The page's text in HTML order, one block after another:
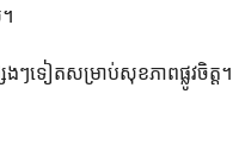
េងៗទៀតសម្រាប់សុខភាពផ្លូវចិត្ត។